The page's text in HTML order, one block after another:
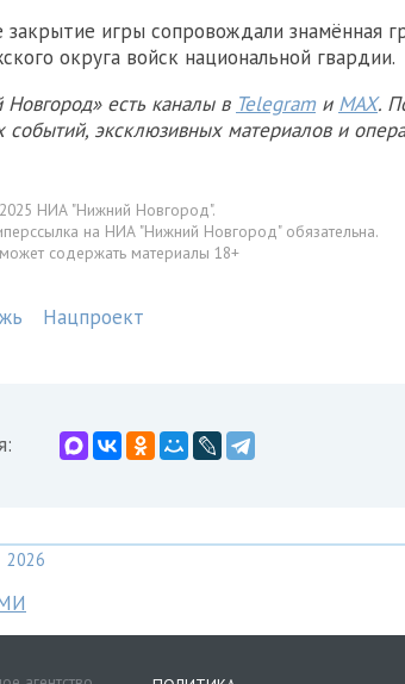
закрытие игры сопровождали знамённая
округа войск национальной гвардии.
есть каналы в Telegram и MAX.
событий, эксклюзивных материалов и
НИА "Нижний Новгород".
на НИА "Нижний Новгород" обязательна.
содержать материалы 18+
Нацпроект
2026